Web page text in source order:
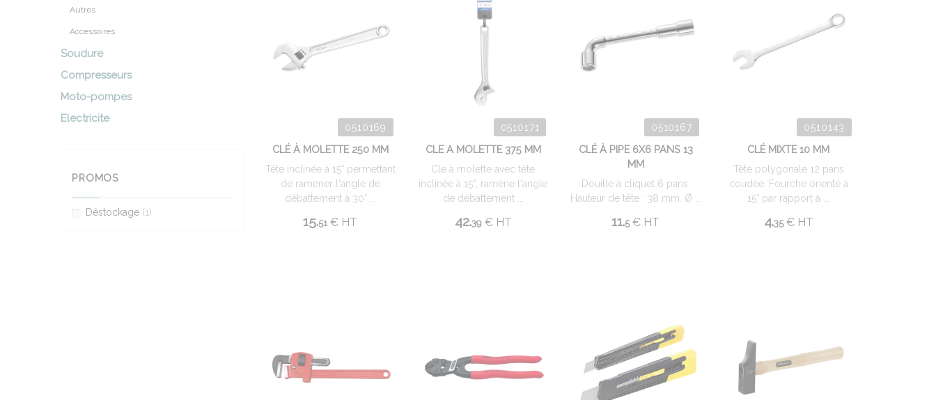
0510169
CLÉ À MOLETTE 250 MM
Tête inclinée à 15° permettant
de ramener l'angle de
débattement à 30° ...
15.51 € HT
0510171
CLE A MOLETTE 375 MM
Clé à molette avec tête
inclinée à 15°, ramène l'angle
de débattement ...
42.39 €HT
0510167
CLÉ À PIPE 6X6 PANS 13
MM
Douille à cliquet 6 pans.
Hauteur de tête : 38 mm. Ø ...
11.5 € HT
0510143
CLÉ MIXTE 10 MM
Tête polygonale 12 pans
coudée. Fourche orienté à
15° par rapport à ...
4.35 €HT
Autres
Accessoires
Soudure
Compresseurs
Moto-pompes
Electricite
PROMOS
Déstockage (1)